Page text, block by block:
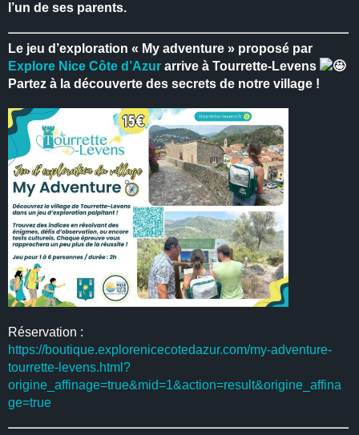
l’un de ses parents.
Le jeu d’exploration « My adventure » proposé par
Explore Nice Côte d’Azur arrive à Tourrette-Levens
Partez à la découverte des secrets de notre village !
Réservation :
https://boutique.explorenicecotedazur.com/my-adventure-
tourrette-levens.html?
origine_affinage=true&mid=1&action=result&origine_affina
ge=true